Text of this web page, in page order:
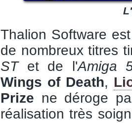
Thalion Software
de nombreux titres
STet de l'Amiga
Wings of Death,
Prize ne déroge
réalisation très